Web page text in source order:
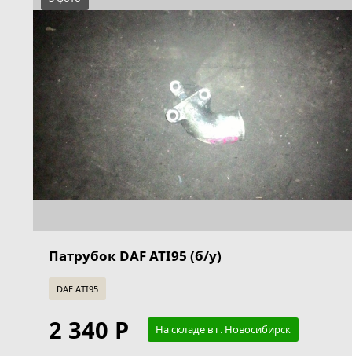
Патрубок DAF ATI95 (б/у)
DAF ATI95
2 340 Р На складе в г. Новосибирск